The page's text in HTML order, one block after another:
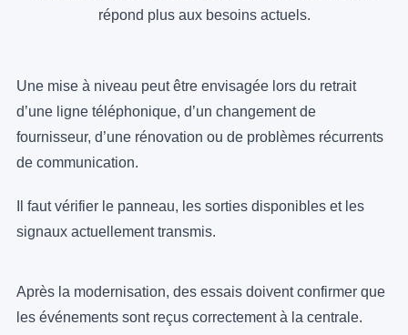
répond plus aux besoins actuels.
Une mise à niveau peut être envisagée lors du retrait
d’une ligne téléphonique, d’un changement de
fournisseur, d’une rénovation ou de problèmes récurrents
de communication.
Il faut vérifier le panneau, les sorties disponibles et les
signaux actuellement transmis.
Après la modernisation, des essais doivent confirmer que
les événements sont reçus correctement à la centrale.